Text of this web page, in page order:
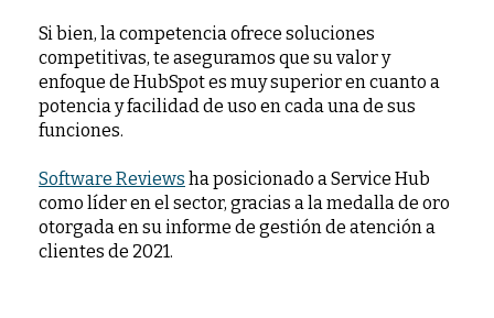
Si bien, la competencia ofrece soluciones
competitivas, te aseguramos que su valor y
enfoque de HubSpot es muy superior en cuanto a
potencia y facilidad de uso en cada una de sus
funciones.
Software Reviews ha posicionado a Service Hub
como líder en el sector, gracias a la medalla de oro
otorgada en su informe de gestión de atención a
clientes de 2021.